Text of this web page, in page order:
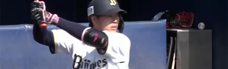
動画
日程・結果